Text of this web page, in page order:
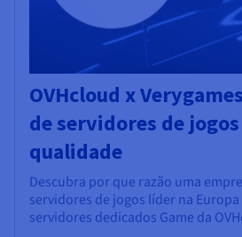
OVHcloud x
de servidores de
qualidade
Descubra por que razão uma
servidores de jogos líder na
servidores dedicados Game da